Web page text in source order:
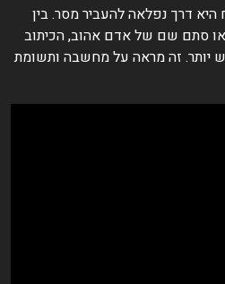
דרך נפלאה להעביר מסר. בין
סתם שם של אדם אהוב, הכיתוב
יותר. זה מראה על מחשבה ותשומת